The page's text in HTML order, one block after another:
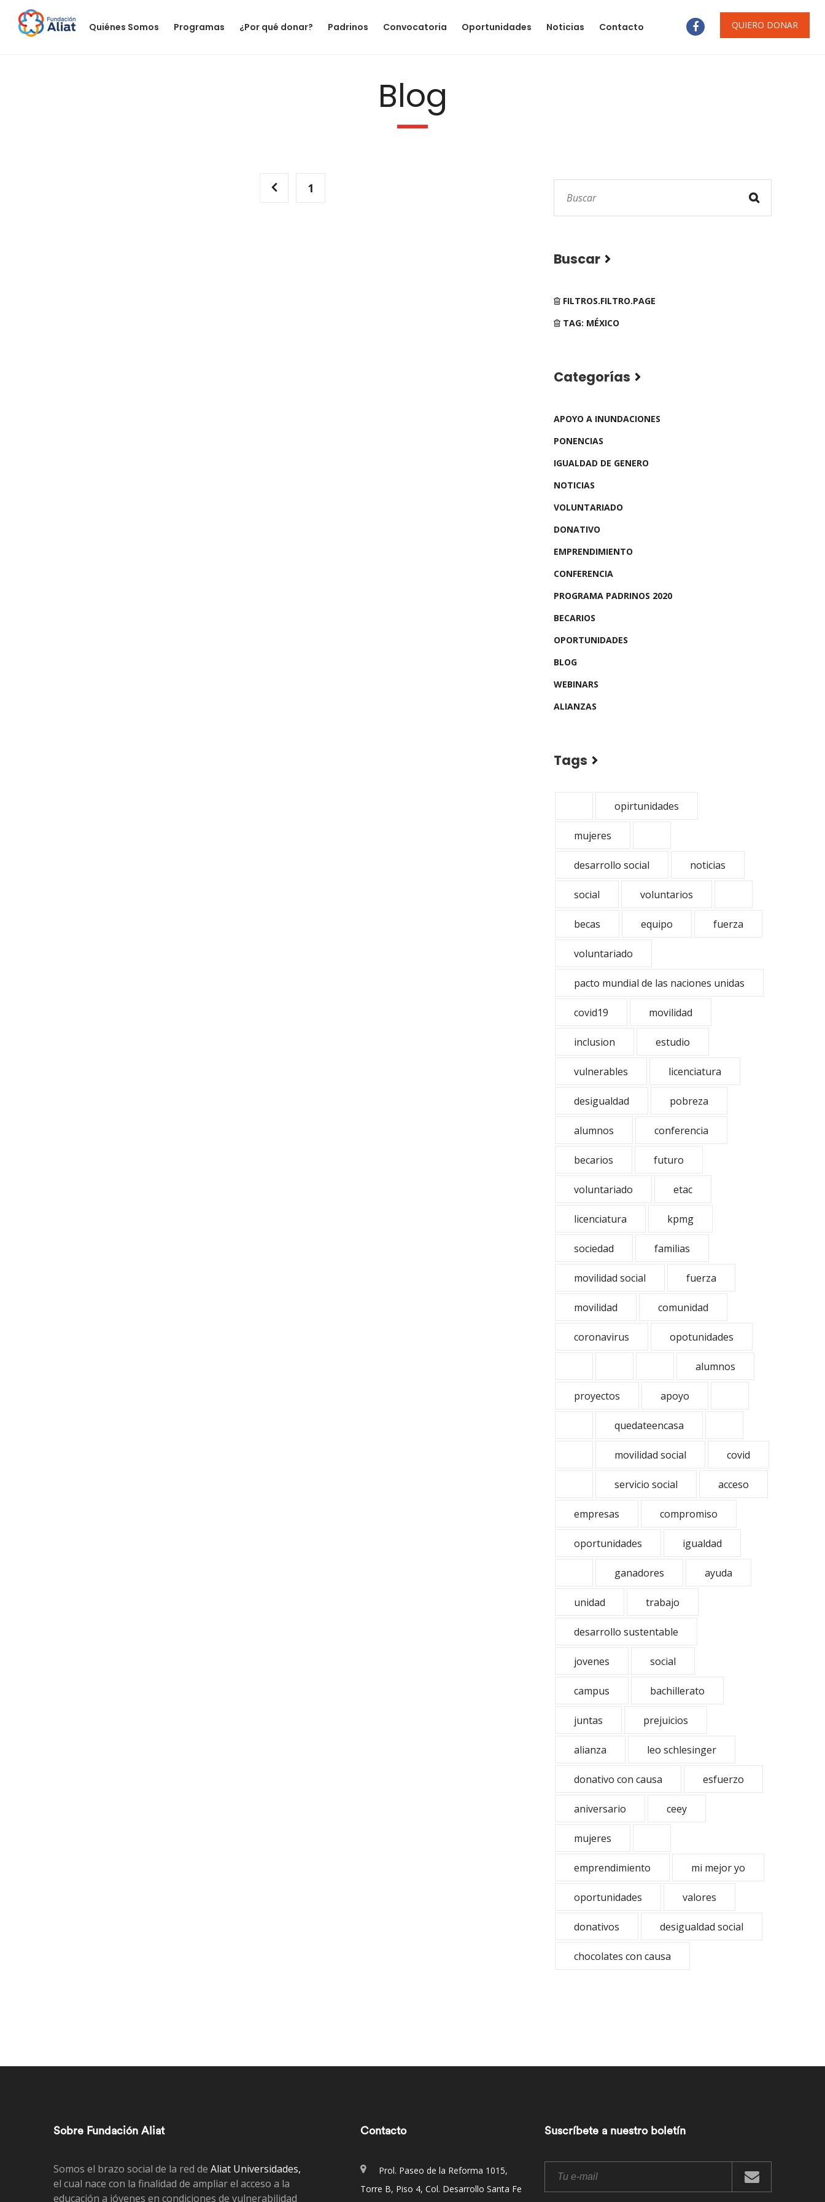
Quiénes Somos Programas ¿Por qué donar? Padrinos Convocatoria Oportunidades Noticias Contacto QUIERO DONAR
Blog
1
Buscar
FILTROS.FILTRO.PAGE
TAG: MÉXICO
Categorías
APOYO A INUNDACIONES
PONENCIAS
IGUALDAD DE GENERO
NOTICIAS
VOLUNTARIADO
DONATIVO
EMPRENDIMIENTO
CONFERENCIA
PROGRAMA PADRINOS 2020
BECARIOS
OPORTUNIDADES
BLOG
WEBINARS
ALIANZAS
Tags
opirtunidades
mujeres
desarrollo social noticias
social voluntarios
becas equipo fuerza
voluntariado
pacto mundial de las naciones unidas
covid19 movilidad
inclusion estudio
vulnerables licenciatura
desigualdad pobreza
alumnos conferencia
becarios futuro
voluntariado etac
licenciatura kpmg
sociedad familias
movilidad social fuerza
movilidad comunidad
coronavirus opotunidades
alumnos
proyectos apoyo
quedateencasa
movilidad social covid
servicio social acceso
empresas compromiso
oportunidades igualdad
ganadores ayuda
unidad trabajo
desarrollo sustentable
jovenes social
campus bachillerato
juntas prejuicios
alianza leo schlesinger
donativo con causa esfuerzo
aniversario ceey
mujeres
emprendimiento mi mejor yo
oportunidades valores
donativos desigualdad social
chocolates con causa
Sobre Fundación Aliat
Somos el brazo social de la red de Aliat Universidades,
el cual nace con la finalidad de ampliar el acceso a la
educación a jóvenes en condiciones de vulnerabilidad
Contacto
Prol. Paseo de la Reforma 1015,
Torre B, Piso 4, Col. Desarrollo Santa Fe
Suscríbete a nuestro boletín